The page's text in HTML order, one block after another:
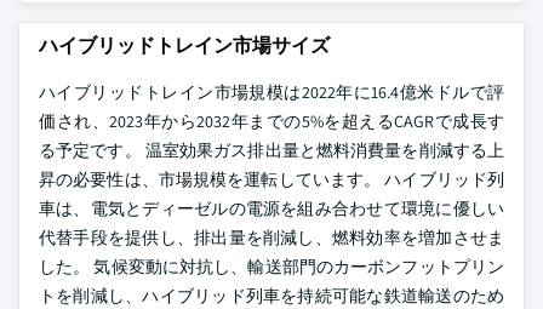
ハイブリッドトレイン市場サイズ
ハイブリッドトレイン市場規模は2022年に16.4億米ドルで評
価され、2023年から2032年までの5%を超えるCAGRで成長す
る予定です。 温室効果ガス排出量と燃料消費量を削減する上
昇の必要性は、市場規模を運転しています。 ハイブリッド列
車は、電気とディーゼルの電源を組み合わせて環境に優しい
代替手段を提供し、排出量を削減し、燃料効率を増加させま
した。 気候変動に対抗し、輸送部門のカーボンフットプリン
トを削減し、ハイブリッド列車を持続可能な鉄道輸送のため